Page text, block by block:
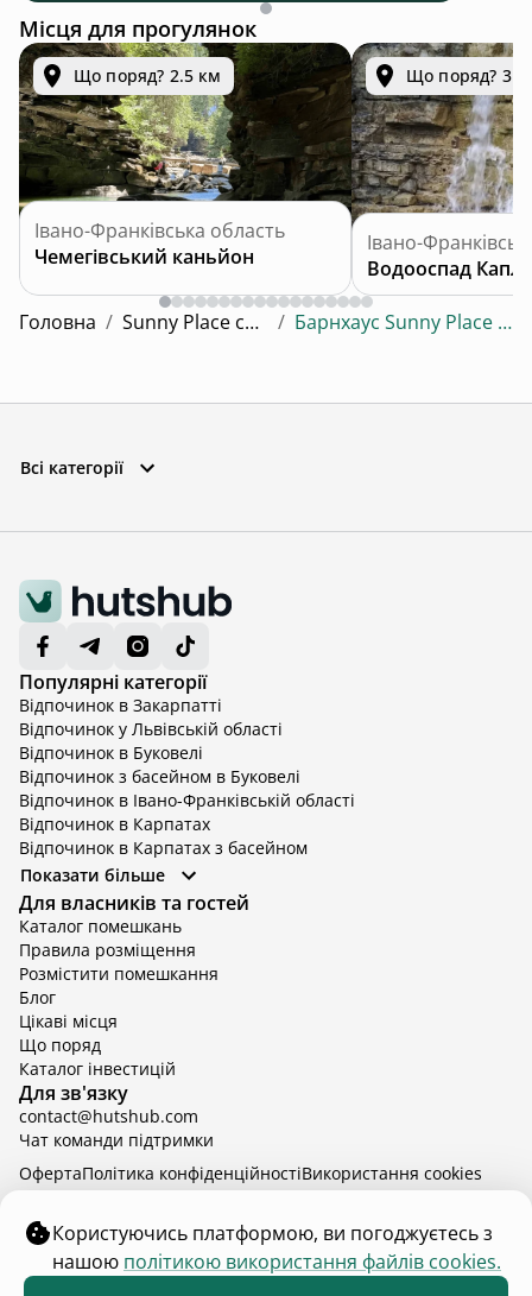
Місця для прогулянок
Що поряд? 2.5 км
Івано-Франківська область
Чемегівський каньйон
Що поряд? 3.3
Івано-
Водооспад
Головна / Sunny Place cottage / Барнхаус Sunny Place cottage
Всі категорії
Популярні категорії
Відпочинок в Закарпатті
Відпочинок у Львівській області
Відпочинок в Буковелі
Відпочинок з басейном в Буковелі
Відпочинок в Івано-Франківській області
Відпочинок в Карпатах
Відпочинок в Карпатах з басейном
Відпочинок в Київській області
Відпочинок в Київській області з басейном
Відпочинок в Тернопільській області
Відпочинок у Вінницькій області
Відпочинок в Яремче
Відпочинок у Львівській області з басейном
Відпочинок з басейном в Тернопільській області
Показати більше
Для власників та гостей
Каталог помешкань
Правила розміщення
Розмістити помешкання
Блог
Цікаві місця
Що поряд
Каталог інвестицій
Для зв'язку
contact@hutshub.com
Чат команди підтримки
hutshub | ©2026
ОфертаПолітика конфіденційностіBикористання cookies
Користуючись платформою, ви погоджуєтесь з
нашою політикою використання файлів cookies.